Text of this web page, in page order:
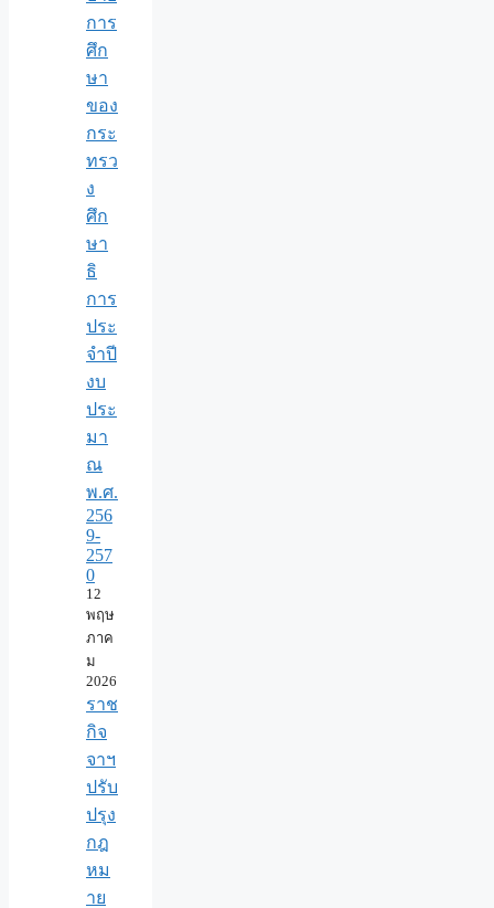
การ
ศึก
ษา
ของ
กระ
ทรว
ง
ศึก
ษา
ธิ
การ
ประ
จำปี
งบ
ประ
มา
ณ
พ.ศ.
256
9-
257
0
12
พฤษ
ภาค
ม
2026
ราช
กิจ
จาฯ
ปรับ
ปรุง
กฎ
หม
าย